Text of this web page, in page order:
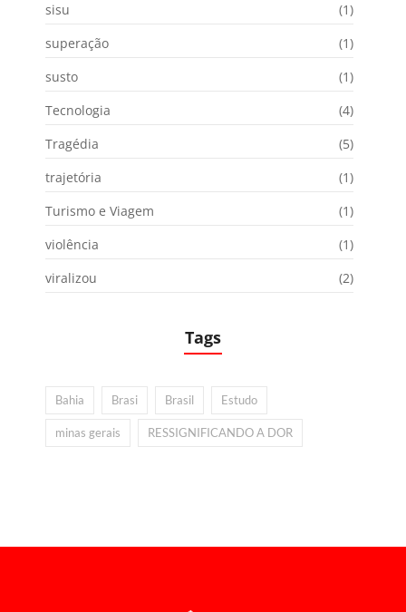
sisu
(1)
superação
(1)
susto
(1)
Tecnologia
(4)
Tragédia
(5)
trajetória
(1)
Turismo e Viagem
(1)
violência
(1)
viralizou
(2)
Tags
Bahia Brasi Brasil Estudo
minas gerais RESSIGNIFICANDO A DOR